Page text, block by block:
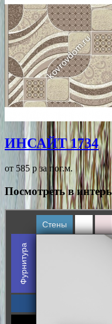
ИНСАЙТ 1734
от 585 pза пог.м.
Посмотреть в